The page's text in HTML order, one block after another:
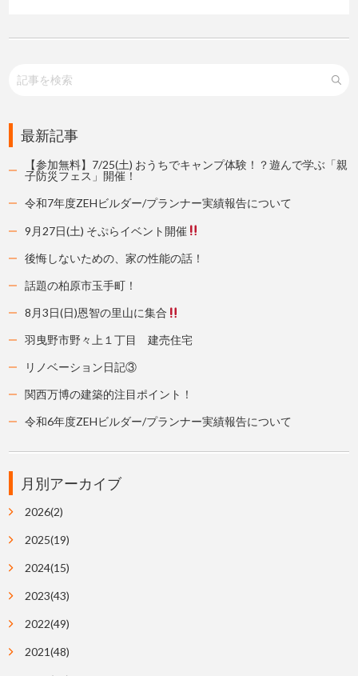
最新記事
【参加無料】7/25(土) おうちでキャンプ体験！？遊んで学ぶ「親
子防災フェス」開催！
令和7年度ZEHビルダー/プランナー実績報告について
9月27日(土) そぷらイベント開催
後悔しないための、家の性能の話！
話題の柏原市玉手町！
8月3日(日)恩智の里山に集合
羽曳野市野々上１丁目 建売住宅
リノベーション日記③
関西万博の建築的注目ポイント！
令和6年度ZEHビルダー/プランナー実績報告について
月別アーカイブ
2026(2)
2025(19)
2024(15)
2023(43)
2022(49)
2021(48)